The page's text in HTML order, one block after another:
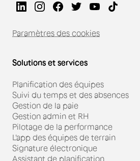
Paramètres des cookies
Solutions et services
Planification des équipes
Suivi du temps et des absences
Gestion de la paie
Gestion admin et RH
Pilotage de la performance
L'app des équipes de terrain
Signature électronique
Assistant de planification